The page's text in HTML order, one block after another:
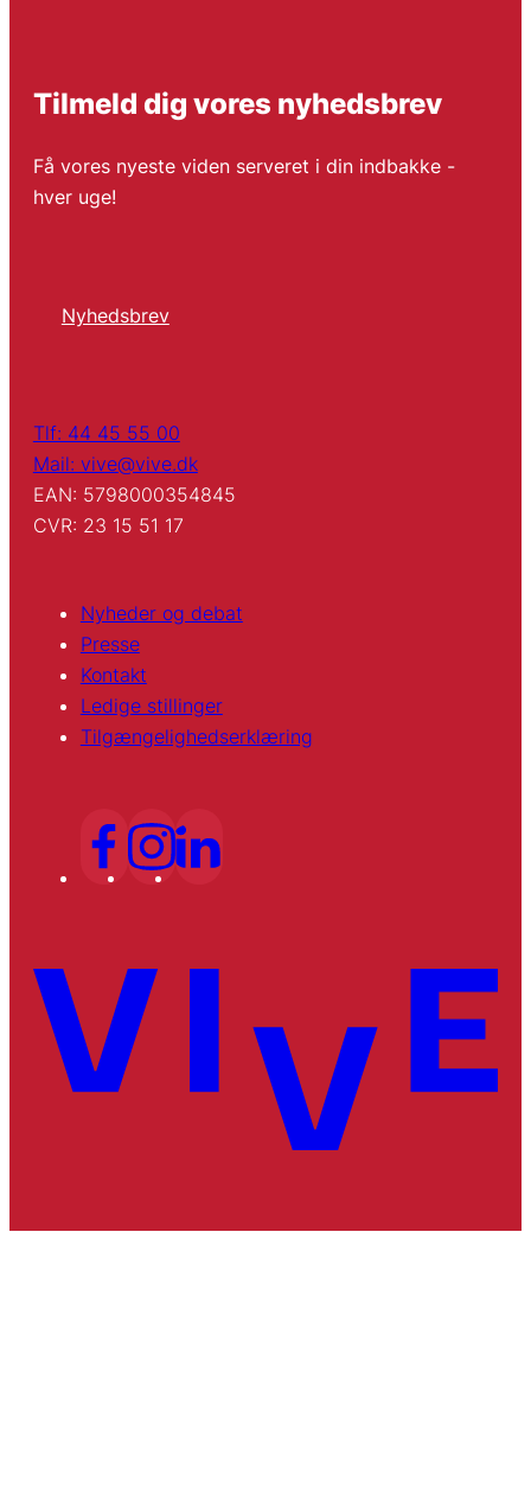
Tilmeld dig vores nyhedsbrev
Få vores nyeste viden serveret i din indbakke -
hver uge!
Nyhedsbrev
Tlf: 44 45 55 00
Mail: vive@vive.dk
EAN: 5798000354845
CVR: 23 15 51 17
Nyheder og debat
Presse
Kontakt
Ledige stillinger
Tilgængelighedserklæring